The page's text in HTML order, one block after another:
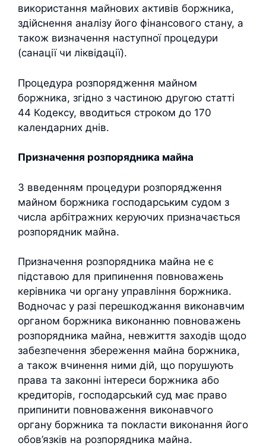
використання майнових активів боржника,
здійснення аналізу його фінансового стану, а
також визначення наступної процедури
(санації чи ліквідації).
Процедура розпорядження майном
боржника, згідно з частиною другою статті
44 Кодексу, вводиться строком до 170
календарних днів.
Призначення розпорядника майна
З введенням процедури розпорядження
майном боржника господарським судом з
числа арбітражних керуючих призначається
розпорядник майна.
Призначення розпорядника майна не є
підставою для припинення повноважень
керівника чи органу управління боржника.
Водночас у разі перешкоджання виконавчим
органом боржника виконанню повноважень
розпорядника майна, невжиття заходів щодо
забезпечення збереження майна боржника,
а також вчинення ними дій, що порушують
права та законні інтереси боржника або
кредиторів, господарський суд має право
припинити повноваження виконавчого
органу боржника та покласти виконання його
обов’язків на розпорядника майна.